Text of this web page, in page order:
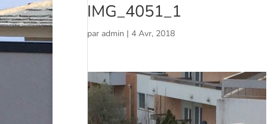
IMG_4051_1
paradmin |4 Avr, 2018